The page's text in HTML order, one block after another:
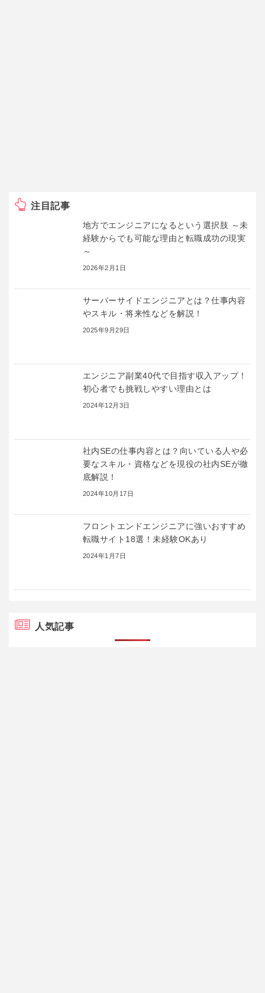
注目記事
地方でエンジニアになるという選択肢 ～未
経験からでも可能な理由と転職成功の現実
～
2026年2月1日
サーバーサイドエンジニアとは？仕事内容
やスキル・将来性などを解説！
2025年9月29日
エンジニア副業40代で目指す収入アップ！
初心者でも挑戦しやすい理由とは
2024年12月3日
社内SEの仕事内容とは？向いている人や必
要なスキル・資格などを現役の社内SEが徹
底解説！
2024年10月17日
フロントエンドエンジニアに強いおすすめ
転職サイト18選！未経験OKあり
2024年1月7日
人気記事